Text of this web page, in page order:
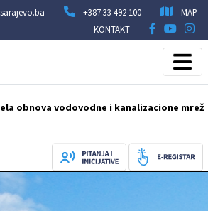
+387 33 492 100
MAP
KONTAKT
vodovodne i kanalizacione mreže u ulici